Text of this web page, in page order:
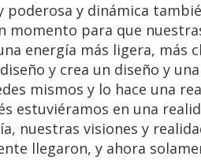
y dinámica
momento para que
energía más ligera, más
y crea un diseño y
mismos y lo hace una
estuviéramos en una
nuestras visiones y
llegaron, y ahora